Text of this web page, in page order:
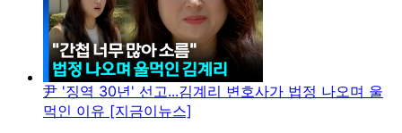
尹 '징역 30년' 선고...김계리 변호사가 법정 나오며 울
먹인 이유 [지금이뉴스]